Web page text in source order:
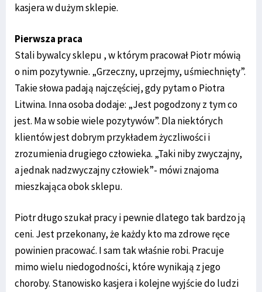
kasjera w dużym sklepie.
Pierwsza praca
Stali bywalcy sklepu , w którym pracował Piotr mówią
o nim pozytywnie. „Grzeczny, uprzejmy, uśmiechnięty”.
Takie słowa padają najczęściej, gdy pytam o Piotra
Litwina. Inna osoba dodaje: „Jest pogodzony z tym co
jest. Ma w sobie wiele pozytywów”. Dla niektórych
klientów jest dobrym przykładem życzliwości i
zrozumienia drugiego człowieka. „Taki niby zwyczajny,
a jednak nadzwyczajny człowiek”- mówi znajoma
mieszkająca obok sklepu.
Piotr długo szukał pracy i pewnie dlatego tak bardzo ją
ceni. Jest przekonany, że każdy kto ma zdrowe ręce
powinien pracować. I sam tak właśnie robi. Pracuje
mimo wielu niedogodności, które wynikają z jego
choroby. Stanowisko kasjera i kolejne wyjście do ludzi